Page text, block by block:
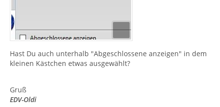
Hast Du auch unterhalb "Abgeschlossene anzeigen" in dem
kleinen Kästchen etwas ausgewählt?
Gruß
EDV-Oldi